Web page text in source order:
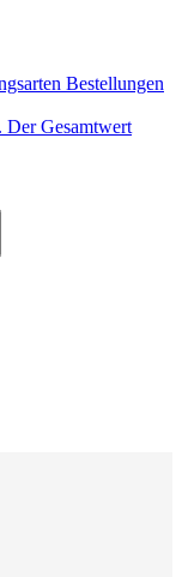
Bestellungen
Der Gesamtwert